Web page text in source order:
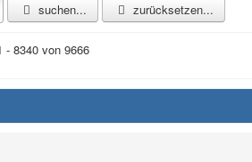
suchen...
zurücksetzen...
- 8340 von 9666